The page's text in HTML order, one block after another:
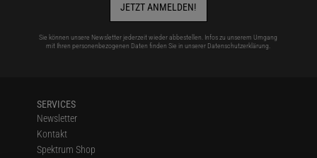
JETZT ANMELDEN!
Sie können unsere Newsletter jederzeit wieder abbestellen. Infos zu unserem Umgang
mit Ihren personenbezogenen Daten finden Sie in unserer Datenschutzerklärung
SERVICES
Newsletter
Kontakt
Spektrum Shop